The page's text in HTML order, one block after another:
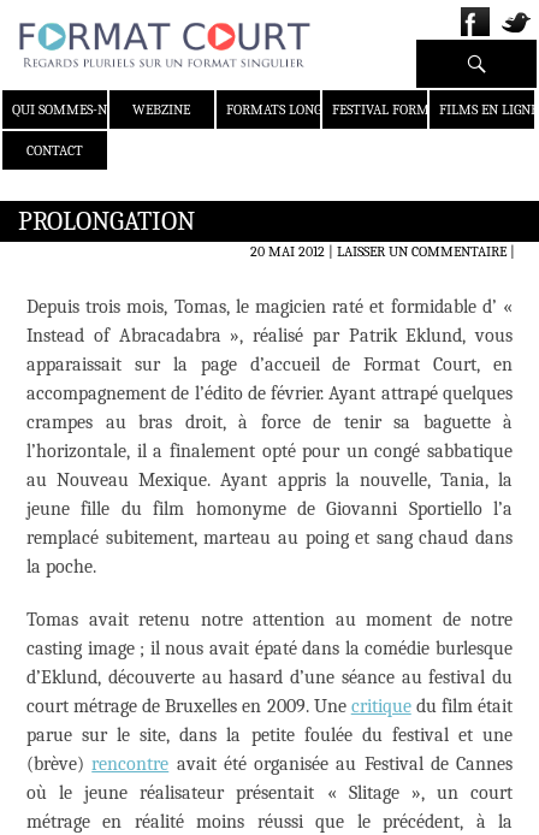
QUI SOMMES-NOUS ?WEBZINE FORMATS LONGS FESTIVAL FORMAT COURT
FILMS EN LIGNE
CONTACT
Recherche
PROLONGATION
20 MAI 2012 LAISSER UN COMMENTAIRE|
Depuis trois mois, Tomas, le magicien raté et formidable d’ «
Instead of Abracadabra », réalisé par Patrik Eklund, vous
apparaissait sur la page d’accueil de Format Court, en
accompagnement de l’édito de février. Ayant attrapé quelques
crampes au bras droit, à force de tenir sa baguette à
l’horizontale, il a finalement opté pour un congé sabbatique
au Nouveau Mexique. Ayant appris la nouvelle, Tania, la
jeune fille du film homonyme de Giovanni Sportiello l’a
remplacé subitement, marteau au poing et sang chaud dans
la poche.
Tomas avait retenu notre attention au moment de notre
casting image ; il nous avait épaté dans la comédie burlesque
d’Eklund, découverte au hasard d’une séance au festival du
court métrage de Bruxelles en 2009. Une critiquedu film était
parue sur le site, dans la petite foulée du festival et une
(brève)rencontre avait été organisée au Festival de Cannes
où le jeune réalisateur présentait « Slitage », un court
métrage en réalité moins réussi que le précédent, à la